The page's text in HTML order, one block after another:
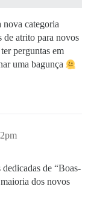
categoria
de atrito para novos
perguntas em
uma bagunça
de “Boas-
dos novos